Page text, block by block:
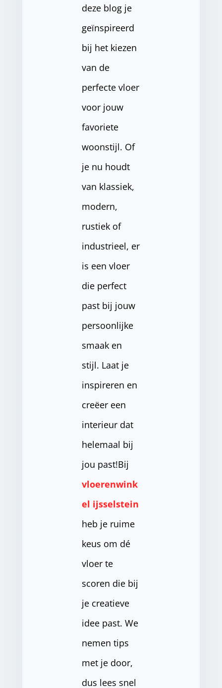
deze blog je
geïnspireerd
bij het kiezen
van de
perfecte vloer
voor jouw
favoriete
woonstijl. Of
je nu houdt
van klassiek,
modern,
rustiek of
industrieel, er
is een vloer
die perfect
past bij jouw
persoonlijke
smaak en
stijl. Laat je
inspireren en
creëer een
interieur dat
helemaal bij
jou past!Bij
vloerenwink
el ijsselstein
heb je ruime
keus om dé
vloer te
scoren die bij
je creatieve
idee past. We
nemen tips
met je door,
dus lees snel